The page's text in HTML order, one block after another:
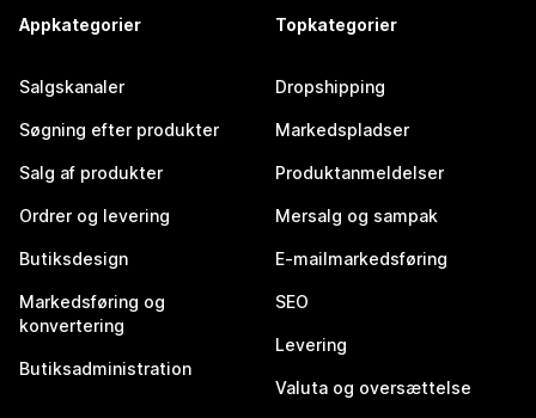
Appkategorier
Salgskanaler
Søgning efter produkter
Salg af produkter
Ordrer og levering
Butiksdesign
Markedsføring og
konvertering
Butiksadministration
Topkategorier
Dropshipping
Markedspladser
Produktanmeldelser
Mersalg og sampak
E-mailmarkedsføring
SEO
Levering
Valuta og oversættelse